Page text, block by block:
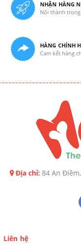
NHẬN HÀNG
Nội thành
HÀNG CHÍNH
Cam kết hàng
Địa chỉ: 84 An
Liên hệ